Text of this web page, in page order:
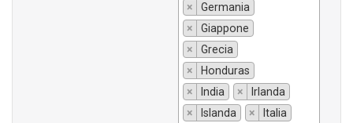
×
Germania
×
Giappone
×
Grecia
×
Honduras
×
India ×
Irlanda
×
Islanda ×
Italia